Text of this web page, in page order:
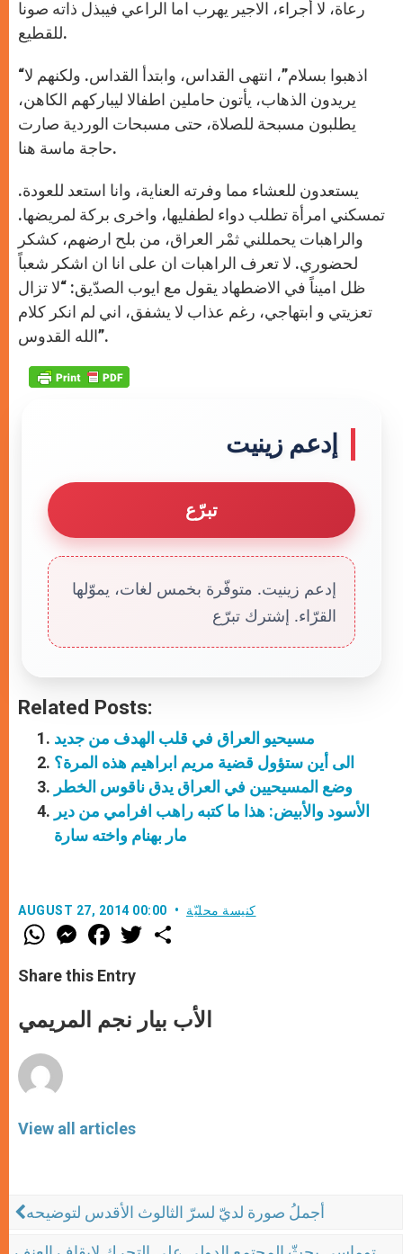
رعاة، لا أجراء، الاجير يهرب اما الراعي فيبذل ذاته صونا
للقطيع.
“اذهبوا بسلام”، انتهى القداس، وابتدأ القداس. ولكنهم لا
يريدون الذهاب، يأتون حاملين اطفالا ليباركهم الكاهن،
يطلبون مسبحة للصلاة، حتى مسبحات الوردية صارت
حاجة ماسة هنا.
يستعدون للعشاء مما وفرته العناية، وانا استعد للعودة.
تمسكني امرأة تطلب دواء لطفليها، واخرى بركة لمريضها.
والراهبات يحمللني ثمْر العراق، من بلح ارضهم، كشكر
لحضوري. لا تعرف الراهبات ان على انا ان اشكر شعباً
ظل اميناً في الاضطهاد يقول مع ايوب الصدّيق: “لا تزال
تعزيتي و ابتهاجي، رغم عذاب لا يشفق، اني لم انكر كلام
الله القدوس”.
إدعم زينيت
تبرّع
إدعم زينيت. متوفّرة بخمس لغات، يموّلها
القرّاء. إشترك تبرّع
Related Posts:
مسيحيو العراق في قلب الهدف من جديد
الى أين ستؤول قضية مريم ابراهيم هذه المرة؟
وضع المسيحيين في العراق يدق ناقوس الخطر
الأسود والأبيض: هذا ما كتبه راهب افرامي من دير
مار بهنام واخته سارة
AUGUST 27, 2014 00:00 كنيسة محليّة
W
h
t
s
p
M
e
s
e
g
e
F
a
e
b
o
k
w
r
Share this Entry
الأب بيار نجم المريمي
View all articles
أجملُ صورة لديّ لسرّ الثالوث الأقدس لتوضيحه